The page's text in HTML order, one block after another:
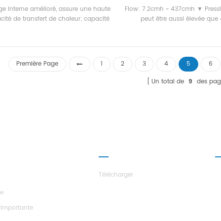
GAMME: 25kw-70kw
température de l'eau chaude
interne amélioré, assure une haute
de transfert de chaleur; capacité
stricte & amp; contrôle des coûts,
par notre propre laboratoire et un
autorisé avant la livraison; 1 à 8
Flow: 7.2cmh ~ 437cmh ▼
peut être aussi élevée que
Première Page 1 2 3 4 5 6
Un total de 9 des
Télécharger